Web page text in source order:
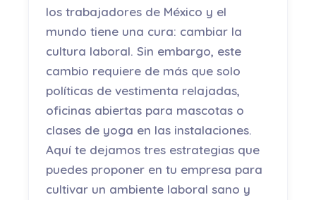
los trabajadores de México y el
mundo tiene una cura: cambiar la
cultura laboral. Sin embargo, este
cambio requiere de más que solo
políticas de vestimenta relajadas,
oficinas abiertas para mascotas o
clases de yoga en las instalaciones.
Aquí te dejamos tres estrategias que
puedes proponer en tu empresa para
cultivar un ambiente laboral sano y